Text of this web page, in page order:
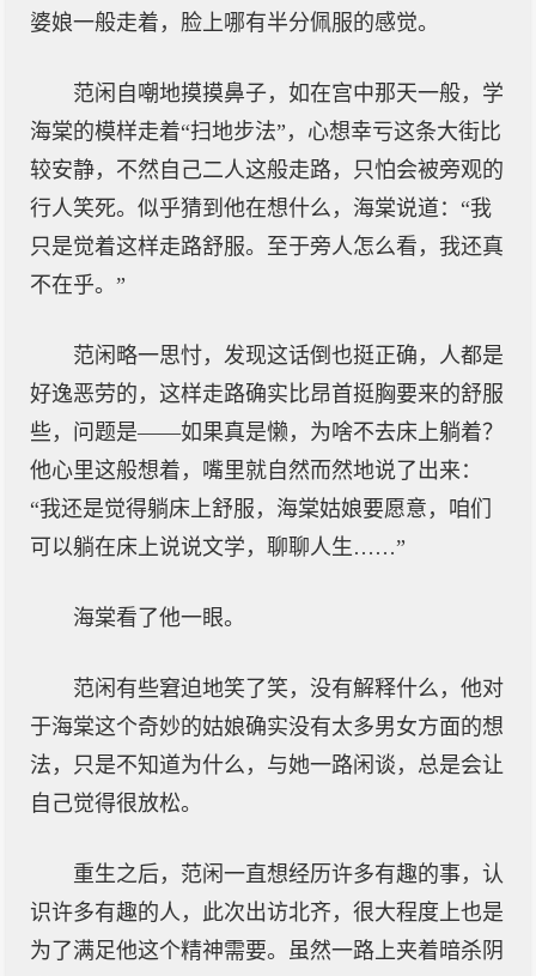
婆娘一般走着，脸上哪有半分佩服的感觉。
范闲自嘲地摸摸鼻子，如在宫中那天一般，学
海棠的模样走着“扫地步法”，心想幸亏这条大街比
较安静，不然自己二人这般走路，只怕会被旁观的
行人笑死。似乎猜到他在想什么，海棠说道：“我
只是觉着这样走路舒服。至于旁人怎么看，我还真
不在乎。”
范闲略一思忖，发现这话倒也挺正确，人都是
好逸恶劳的，这样走路确实比昂首挺胸要来的舒服
些，问题是——如果真是懒，为啥不去床上躺着？
他心里这般想着，嘴里就自然而然地说了出来：
“我还是觉得躺床上舒服，海棠姑娘要愿意，咱们
可以躺在床上说说文学，聊聊人生……”
海棠看了他一眼。
范闲有些窘迫地笑了笑，没有解释什么，他对
于海棠这个奇妙的姑娘确实没有太多男女方面的想
法，只是不知道为什么，与她一路闲谈，总是会让
自己觉得很放松。
重生之后，范闲一直想经历许多有趣的事，认
识许多有趣的人，此次出访北齐，很大程度上也是
为了满足他这个精神需要。虽然一路上夹着暗杀阴